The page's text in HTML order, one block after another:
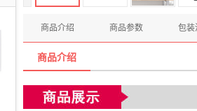
商品介绍 商品参数 包装
商品介绍